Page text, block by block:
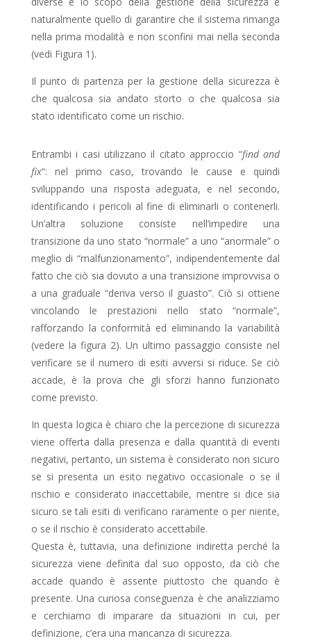
naturalmente quello di garantire che il sistema rimanga
nella prima modalità e non sconfini mai nella seconda
(vedi Figura 1).
Il punto di partenza per la gestione della sicurezza è
che qualcosa sia andato storto o che qualcosa sia
stato identificato come un rischio.
Entrambi i casi utilizzano il citato approccio “find and
fix“: nel primo caso, trovando le cause e quindi
sviluppando una risposta adeguata, e nel secondo,
identificando i pericoli al fine di eliminarli o contenerli.
Un’altra soluzione consiste nell’impedire una
transizione da uno stato “normale” a uno “anormale” o
meglio di “malfunzionamento”, indipendentemente dal
fatto che ciò sia dovuto a una transizione improvvisa o
a una graduale “deriva verso il guasto”. Ciò si ottiene
vincolando le prestazioni nello stato “normale”,
rafforzando la conformità ed eliminando la variabilità
(vedere la figura 2). Un ultimo passaggio consiste nel
verificare se il numero di esiti avversi si riduce. Se ciò
accade, è la prova che gli sforzi hanno funzionato
come previsto.
In questa logica è chiaro che la percezione di sicurezza
viene offerta dalla presenza e dalla quantità di eventi
negativi, pertanto, un sistema è considerato non sicuro
se si presenta un esito negativo occasionale o se il
rischio e considerato inaccettabile, mentre si dice sia
sicuro se tali esiti di verificano raramente o per niente,
o se il rischio è considerato accettabile.
Questa è, tuttavia, una definizione indiretta perché la
sicurezza viene definita dal suo opposto, da ciò che
accade quando è assente piuttosto che quando è
presente. Una curiosa conseguenza è che analizziamo
e cerchiamo di imparare da situazioni in cui, per
definizione, c’era una mancanza di sicurezza.